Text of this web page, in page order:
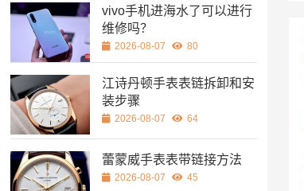
vivo手机进海水了可以进行
维修吗？
2026-08-07 80
江诗丹顿手表表链拆卸和安
装步骤
2026-08-07 64
蕾蒙威手表表带链接方法
2026-08-07 45